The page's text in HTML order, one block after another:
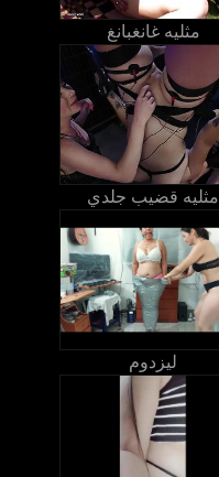
مثليه غانغبانغ
مثليه قضيب جلدي
ليزدوم